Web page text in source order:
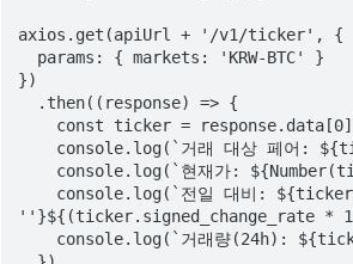
axios.get(apiUrl + '/v1/ticker', {
})
''}${(ticker.signed_change_rate *